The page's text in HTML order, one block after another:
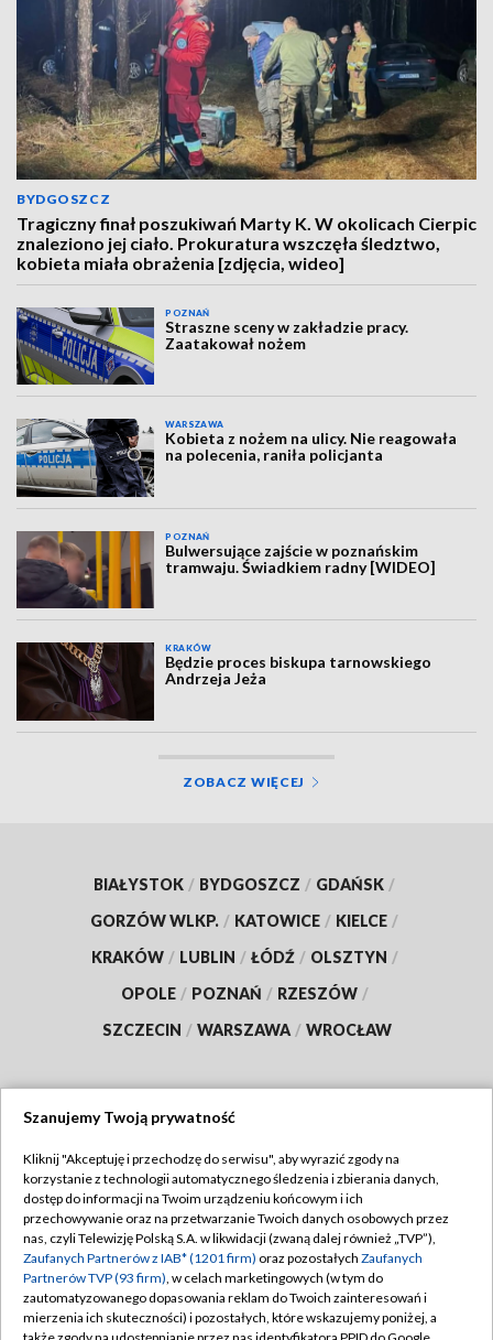
BYDGOSZCZ
Tragiczny finał poszukiwań Marty K. W okolicach Cierpic
znaleziono jej ciało. Prokuratura wszczęła śledztwo,
kobieta miała obrażenia [zdjęcia, wideo]
POZNAŃ
Straszne sceny w zakładzie pracy.
Zaatakował nożem
WARSZAWA
Kobieta z nożem na ulicy. Nie reagowała
na polecenia, raniła policjanta
POZNAŃ
Bulwersujące zajście w poznańskim
tramwaju. Świadkiem radny [WIDEO]
KRAKÓW
Będzie proces biskupa tarnowskiego
Andrzeja Jeża
ZOBACZ WIĘCEJ
BIAŁYSTOK / BYDGOSZCZ / GDAŃSK /
GORZÓW WLKP. / KATOWICE / KIELCE /
KRAKÓW / LUBLIN / ŁÓDŹ / OLSZTYN /
OPOLE / POZNAŃ / RZESZÓW /
SZCZECIN / WARSZAWA / WROCŁAW
TVP
Abonament TVP
Emisja w TVP
Centrum informacji TVP
Naziemna Telewizja Cyfrowa
Regulamin TVP
Polityka prywatności
Moje zgody
Pomoc
Szanujemy Twoją prywatność
Kliknij "Akceptuję i przechodzę do serwisu", aby wyrazić zgody na
korzystanie z technologii automatycznego śledzenia i zbierania danych,
dostęp do informacji na Twoim urządzeniu końcowym i ich
przechowywanie oraz na przetwarzanie Twoich danych osobowych przez
nas, czyli Telewizję Polską S.A. w likwidacji (zwaną dalej również „TVP”),
Zaufanych Partnerów z IAB* (1201 firm) oraz pozostałych Zaufanych
Partnerów TVP (93 firm), w celach marketingowych (w tym do
zautomatyzowanego dopasowania reklam do Twoich zainteresowań i
mierzenia ich skuteczności) i pozostałych, które wskazujemy poniżej, a